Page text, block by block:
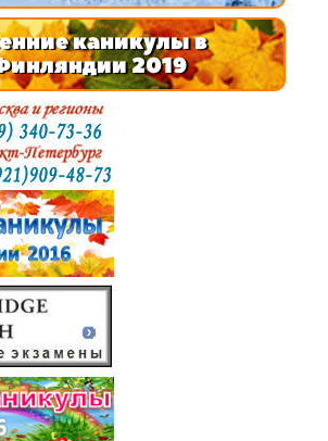
каникулы в
2019